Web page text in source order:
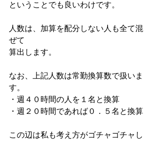
ということでも良いわけです。
人数は、加算を配分しない人も全て混
ぜて
算出します。
なお、上記人数は常勤換算数で扱いま
す。
・週４０時間の人を１名と換算
・週２０時間であれば０．５名と換算
この辺は私も考え方がゴチャゴチャし